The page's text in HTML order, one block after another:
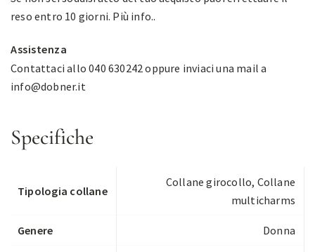
reso entro 10 giorni. Più info..
Assistenza
Contattaci allo 040 630242 oppure inviaci una mail a
info@dobner.it
Specifiche
Tipologia collane
Collane girocollo, Collane
multicharms
Genere Donna